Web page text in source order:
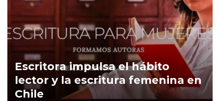
Escritora impulsa el hábito
lector y la escritura femenina en
Chile